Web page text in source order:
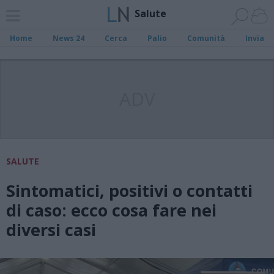
Salute
Home News 24 Cerca Palio Comunità Invia
SALUTE
Sintomatici, positivi o contatti
di caso: ecco cosa fare nei
diversi casi